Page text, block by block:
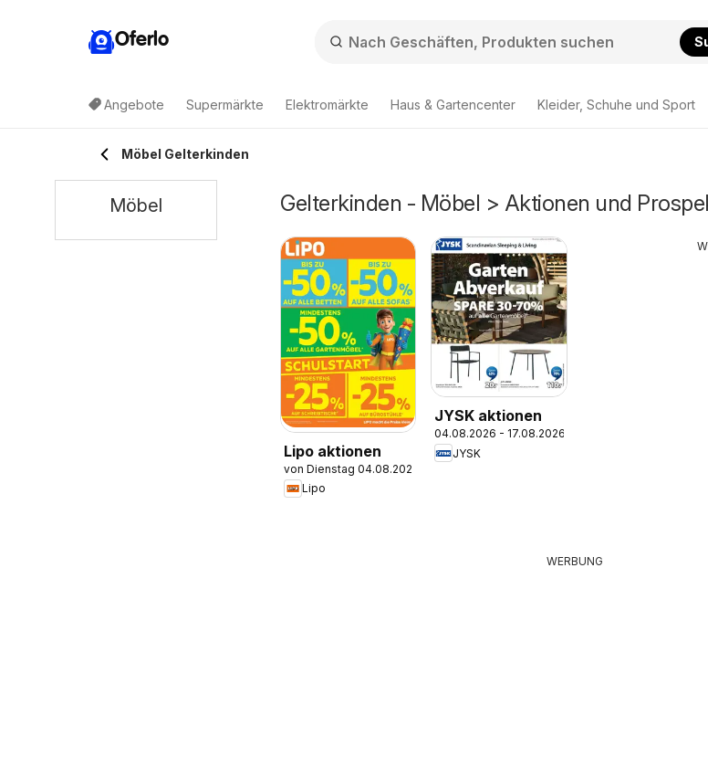
Oferlo
Angebote Supermärkte Elektromärkte Haus & Gartencenter Kleider, Schuhe und Sport
Möbel Gelterkinden
Gelterkinden - Möbel > Aktionen und
Lipo aktionen
von Dienstag 04.08.2026
Lipo
JYSK aktionen
04.08.2026 - 17.08.2026
JYSK
WERBUNG
Möbel